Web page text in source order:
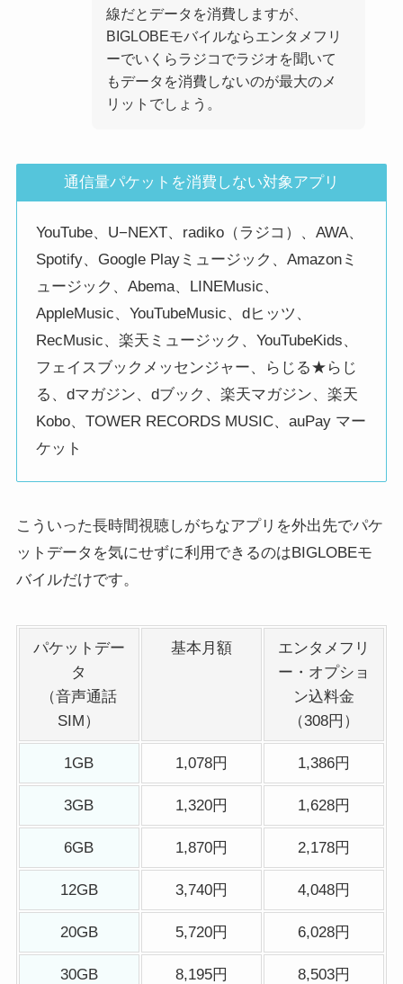
線だとデータを消費しますが、
BIGLOBEモバイルならエンタメフリ
ーでいくらラジコでラジオを聞いて
もデータを消費しないのが最大のメ
リットでしょう。
通信量パケットを消費しない対象アプリ
YouTube、U−NEXT、radiko（ラジコ）、AWA、
Spotify、Google Playミュージック、Amazonミ
ュージック、Abema、LINEMusic、
AppleMusic、YouTubeMusic、dヒッツ、
RecMusic、楽天ミュージック、YouTubeKids、
フェイスブックメッセンジャー、らじる★らじ
る、dマガジン、dブック、楽天マガジン、楽天
Kobo、TOWER RECORDS MUSIC、auPay マー
ケット
こういった長時間視聴しがちなアプリを外出先でパケ
ットデータを気にせずに利用できるのはBIGLOBEモ
バイルだけです。
パケットデー
タ
（音声通話
SIM）
基本月額
エンタメフリ
ー・オプショ
ン込料金
（308円）
1GB 1,078円 1,386円
3GB 1,320円 1,628円
6GB 1,870円 2,178円
12GB 3,740円 4,048円
20GB 5,720円 6,028円
30GB 8,195円 8,503円